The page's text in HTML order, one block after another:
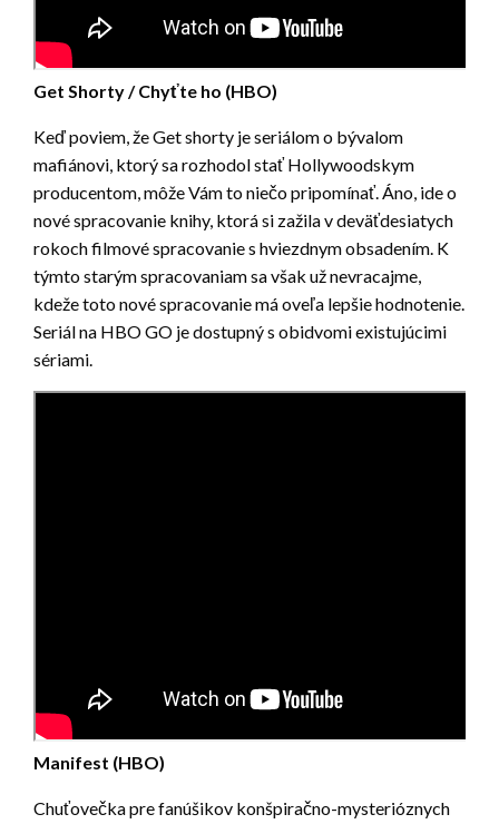
Get Shorty / Chyťte ho (HBO)
Keď poviem, že Get shorty je seriálom o bývalom
mafiánovi, ktorý sa rozhodol stať Hollywoodskym
producentom, môže Vám to niečo pripomínať. Áno, ide o
nové spracovanie knihy, ktorá si zažila v deväťdesiatych
rokoch filmové spracovanie s hviezdnym obsadením. K
týmto starým spracovaniam sa však už nevracajme,
kdeže toto nové spracovanie má oveľa lepšie hodnotenie.
Seriál na HBO GO je dostupný s obidvomi existujúcimi
sériami.
Manifest (HBO)
Chuťovečka pre fanúšikov konšpiračno-mysterióznych